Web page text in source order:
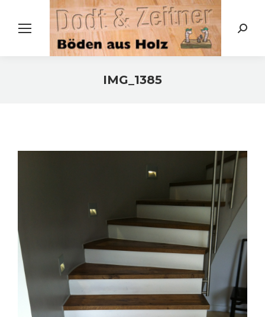
Search:
IMG_1385